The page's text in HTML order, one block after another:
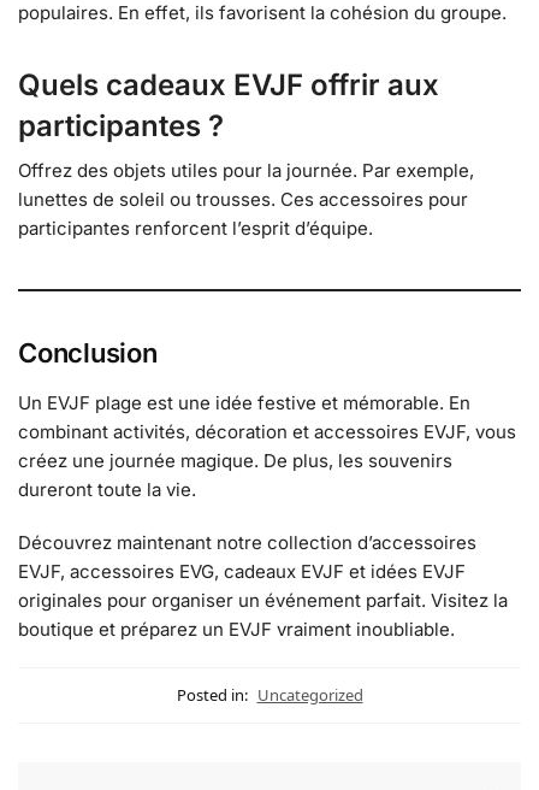
populaires. En effet, ils favorisent la cohésion du groupe.
Quels cadeaux EVJF offrir aux
participantes ?
Offrez des objets utiles pour la journée. Par exemple,
lunettes de soleil ou trousses. Ces accessoires pour
participantes renforcent l’esprit d’équipe.
Conclusion
Un EVJF plage est une idée festive et mémorable. En
combinant activités, décoration et accessoires EVJF, vous
créez une journée magique. De plus, les souvenirs
dureront toute la vie.
Découvrez maintenant notre collection d’accessoires
EVJF, accessoires EVG, cadeaux EVJF et idées EVJF
originales pour organiser un événement parfait. Visitez la
boutique et préparez un EVJF vraiment inoubliable.
Posted in: Uncategorized